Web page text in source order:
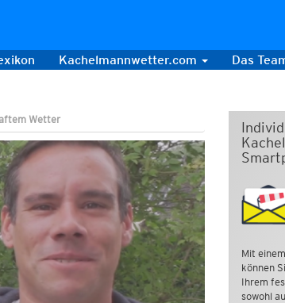
Kachelmannwetter.com Das
Wetter
Mit
können
Ihrem
sowohl